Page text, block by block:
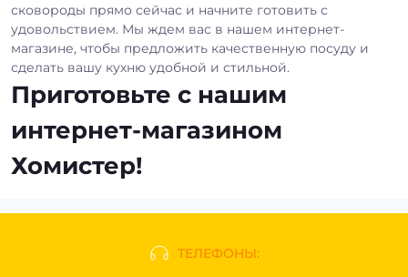
сковороды прямо сейчас и начните готовить с
удовольствием. Мы ждем вас в нашем интернет-
магазине, чтобы предложить качественную посуду и
сделать вашу кухню удобной и стильной.
Приготовьте с нашим
интернет-магазином
Хомистер!
ТЕЛЕФОНЫ: